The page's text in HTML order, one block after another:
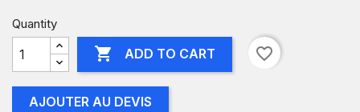
Quantity
 ADD TO CART favorite_border
AJOUTER AU DEVIS